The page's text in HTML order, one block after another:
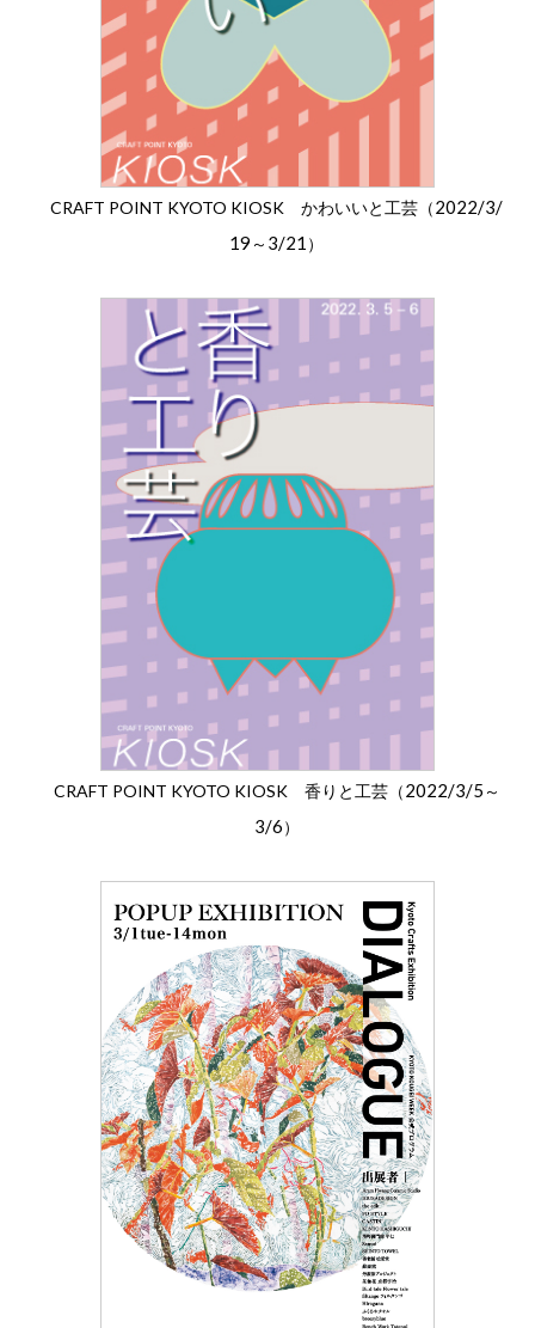
CRAFT POINT KYOTO KIOSK かわいいと工芸（2022/3/
19 ～ 3/21 ）
CRAFT POINT KYOTO KIOSK 香りと工芸（2022/3/5 ～
3/6）